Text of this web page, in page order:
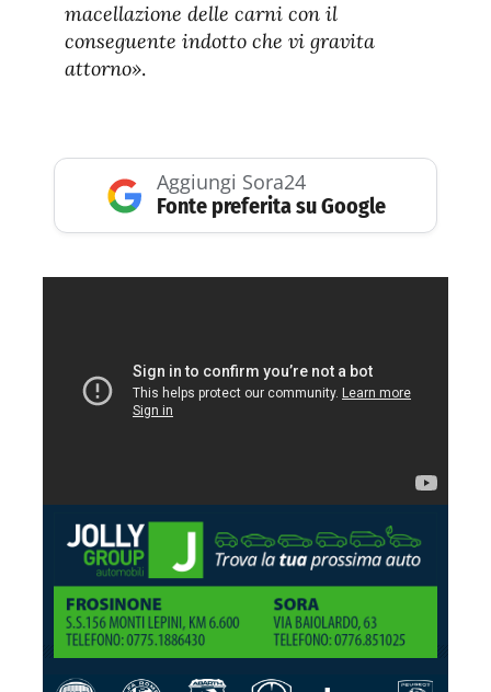
macellazione delle carni con il
conseguente indotto che vi gravita
attorno».
Aggiungi Sora24
Fonte preferita su Google